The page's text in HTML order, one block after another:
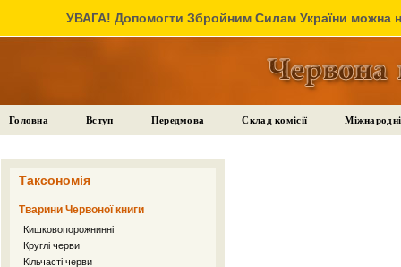
УВАГА! Допомогти Збройним Силам України можна
Головна Вступ Передмова Склад комісії
Таксономія
Тварини Червоної книги
Кишковопорожнинні
Круглі черви
Кільчасті черви